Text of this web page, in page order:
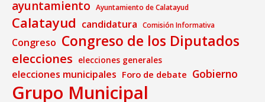
ayuntamiento Ayuntamiento de Calatayud
Calatayud candidatura Comisión Informativa
Congreso Congreso de los Diputados
elecciones elecciones generales
elecciones municipales Foro de debate Gobierno
Grupo Municipal